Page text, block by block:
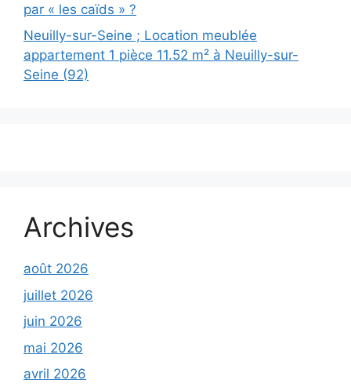
par « les caïds » ?
Neuilly-sur-Seine ; Location meublée
appartement 1 pièce 11.52 m² à Neuilly-sur-
Seine (92)
Archives
août 2026
juillet 2026
juin 2026
mai 2026
avril 2026